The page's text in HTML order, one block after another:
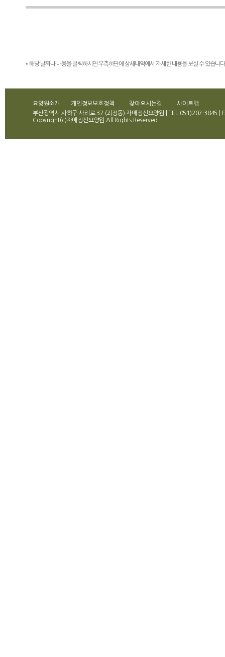
* 해당 날짜나 내용을 클릭하시면 우측하단에 상세내역에서 자세한 내용을 보실 수 있습니
요양원소개 개인정보보호정책 찾아오시는길
사이트맵
부산광역시 사하구 사리로 37 (괴정동) 자매정신요양원 | TEL:051)207-3845
Copyright(c)자매정신요양원 All Rights Reserved.